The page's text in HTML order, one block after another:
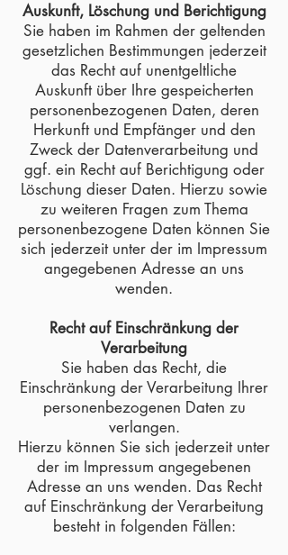
Auskunft, Löschung und Berichtigung
Sie haben im Rahmen der geltenden
gesetzlichen Bestimmungen jederzeit
das Recht auf unentgeltliche
Auskunft über Ihre gespeicherten
personenbezogenen Daten, deren
Herkunft und Empfänger und den
Zweck der Datenverarbeitung und
ggf. ein Recht auf Berichtigung oder
Löschung dieser Daten. Hierzu sowie
zu weiteren Fragen zum Thema
personenbezogene Daten können Sie
sich jederzeit unter der im Impressum
angegebenen Adresse an uns
wenden.
Recht auf Einschränkung der
Verarbeitung
Sie haben das Recht, die
Einschränkung der Verarbeitung Ihrer
personenbezogenen Daten zu
verlangen.
Hierzu können Sie sich jederzeit unter
der im Impressum angegebenen
Adresse an uns wenden. Das Recht
auf Einschränkung der Verarbeitung
besteht in folgenden Fällen: